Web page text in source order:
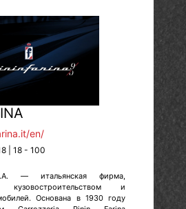
en/
| 18 - 100
— итальянская фирма,
кузовостроительством и
Основана в 1930 году